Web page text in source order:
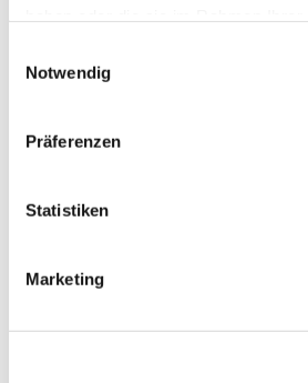
Notwendig
Präferenzen
Statistiken
Marketing
Dies könnte Sie